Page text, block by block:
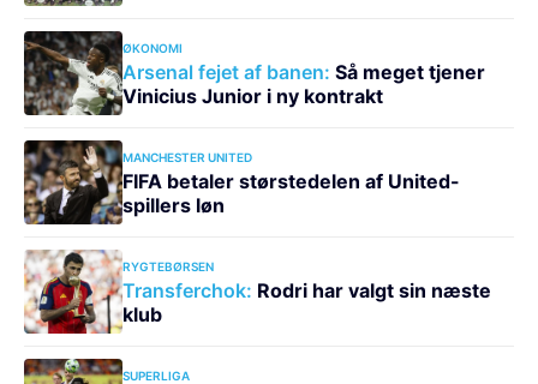
ØKONOMI
Arsenal fejet af banen: Så meget tjener
Vinicius Junior i ny kontrakt
MANCHESTER UNITED
FIFA betaler størstedelen af United-
spillers løn
RYGTEBØRSEN
Transferchok: Rodri har valgt sin næste
klub
SUPERLIGA